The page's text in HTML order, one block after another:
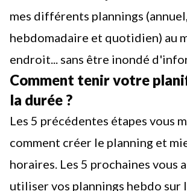
mes différents plannings
hebdomadaire et quotidien) au
endroit... sans être inondé
Comment tenir votre
la durée ?
Les 5 précédentes étapes vous
comment créer le planning et
horaires. Les 5 prochaines vous
utiliser vos plannings hebdo sur